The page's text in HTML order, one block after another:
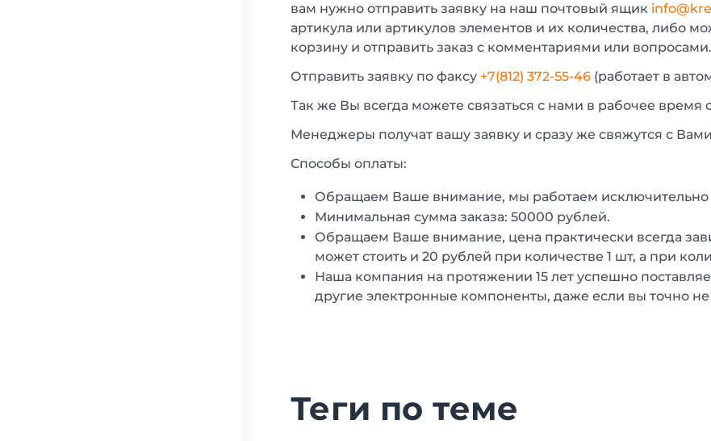
вам нужно отправить заявку на наш почтовый ящик
артикула или артикулов элементов и их количества, либо
корзину и отправить заказ с комментариями или вопросами.
Отправить заявку по факсу +7(812) 372-55-46 (работает в
Так же Вы всегда можете связаться с нами в рабочее время
Менеджеры получат вашу заявку и сразу же свяжутся с
Способы оплаты:
Обращаем Ваше внимание, мы работаем
Минимальная сумма заказа: 50000 рублей.
Обращаем Ваше внимание, цена практически всегда
может стоить и 20 рублей при количестве 1 шт, а при
Наша компания на протяжении 15 лет успешно
другие электронные компоненты, даже если вы точно
Теги по теме